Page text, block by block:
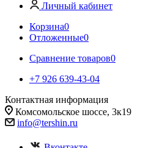
Личный кабинет
Корзина0
Отложенные0
Сравнение товаров0
+7 926 639-43-04
Контактная информация
Комсомольское шоссе, 3к19
info@tershin.ru